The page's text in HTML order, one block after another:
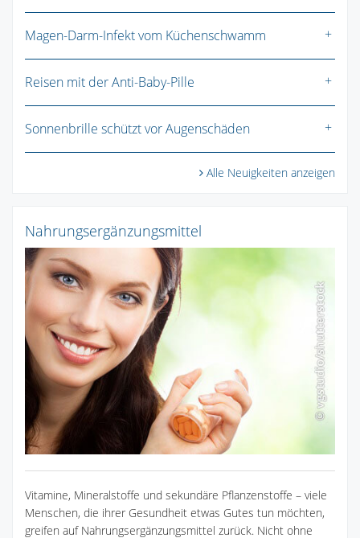
Magen-Darm-Infekt vom Küchenschwamm
Reisen mit der Anti-Baby-Pille
Sonnenbrille schützt vor Augenschäden
Alle Neuigkeiten anzeigen
Nahrungsergänzungsmittel
Vitamine, Mineralstoffe und sekundäre Pflanzenstoffe – viele
Menschen, die ihrer Gesundheit etwas Gutes tun möchten,
greifen auf Nahrungsergänzungsmittel zurück. Nicht ohne